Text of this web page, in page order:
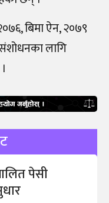
बिमा ऐन, २०७९
लागि
पेसी